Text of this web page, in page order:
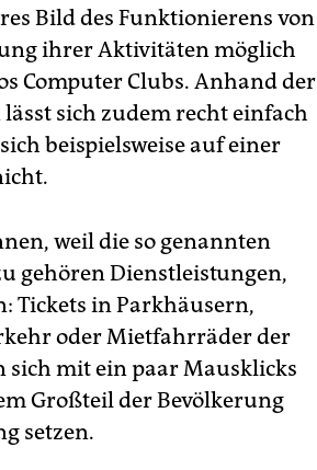
Bild des Funktionierens von
ihrer Aktivitäten möglich
Computer Clubs. Anhand der
sich zudem recht einfach
beispielsweise auf einer
weil die so genannten
gehören Dienstleistungen,
Tickets in Parkhäusern,
oder Mietfahrräder der
sich mit ein paar Mausklicks
Großteil der Bevölkerung
setzen.